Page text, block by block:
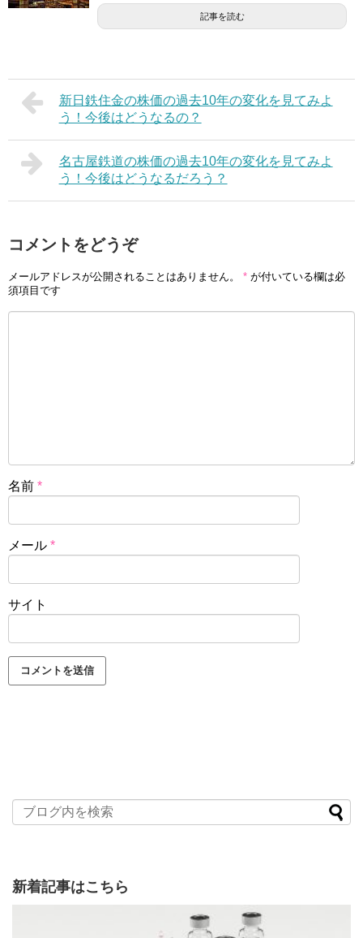
記事を読む
新日鉄住金の株価の過去10年の変化を見てみよ
う！今後はどうなるの？
名古屋鉄道の株価の過去10年の変化を見てみよ
う！今後はどうなるだろう？
コメントをどうぞ
メールアドレスが公開されることはありません。 * が付いている欄は必
須項目です
名前 *
メール *
サイト
新着記事はこちら